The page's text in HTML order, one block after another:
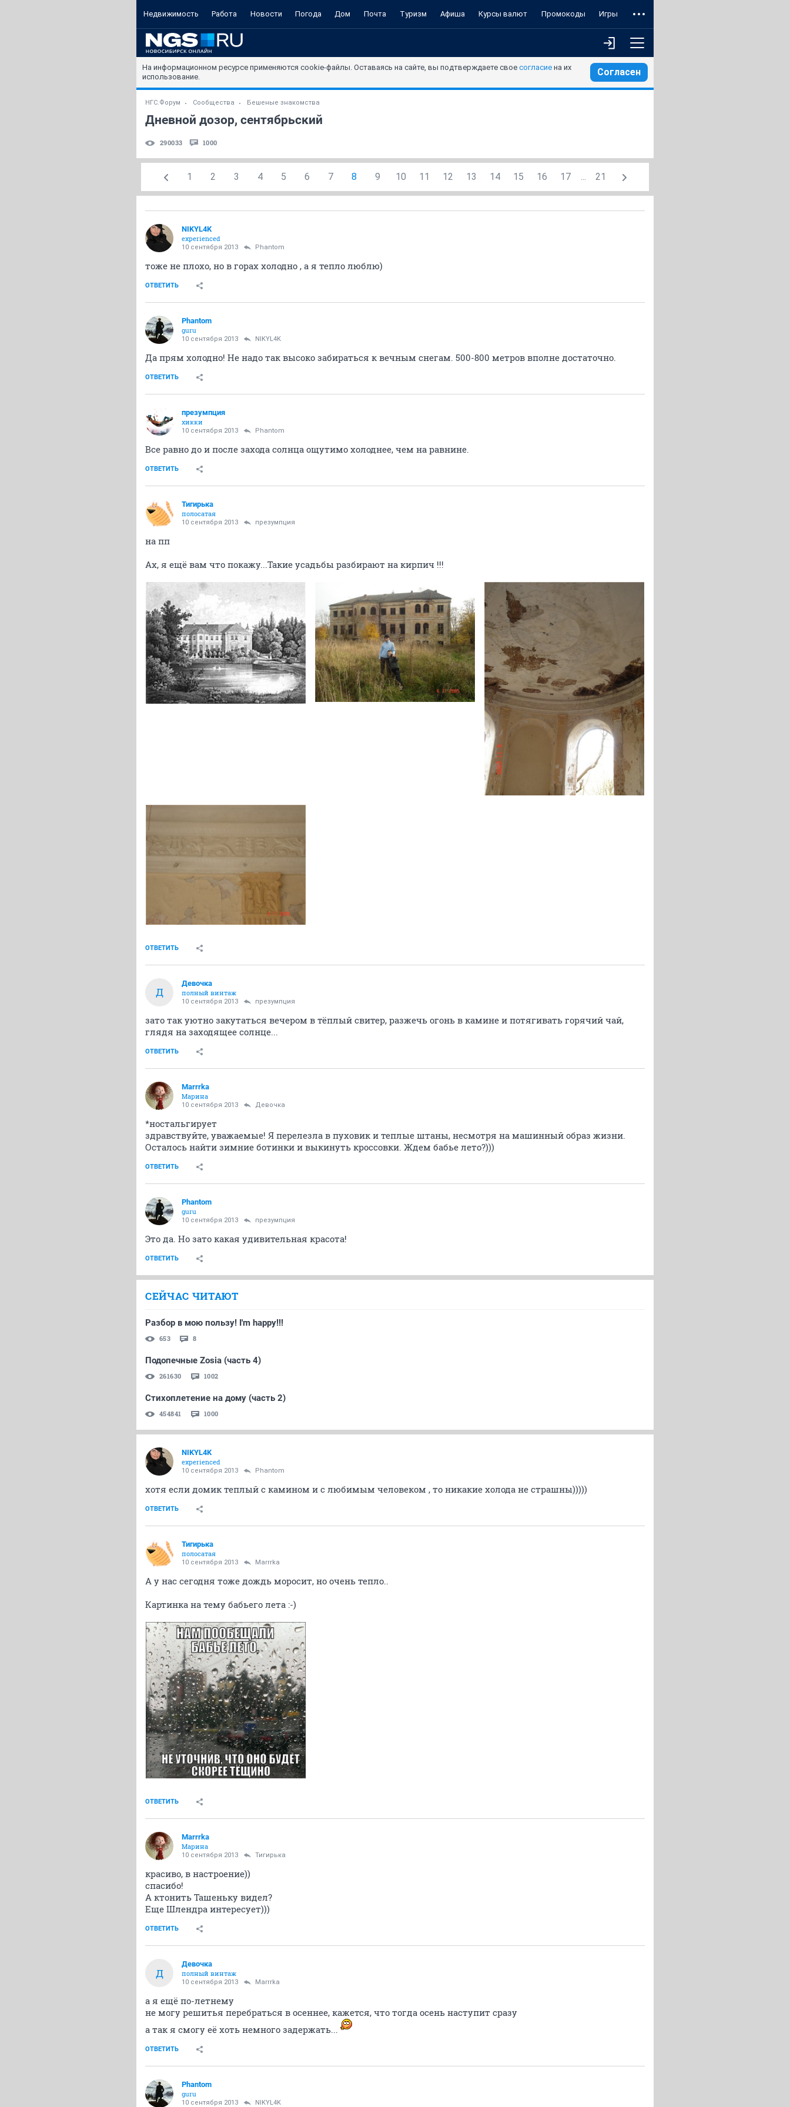
Недвижимость Работа Новости Погода Дом Почта Туризм Афиша Курсы валют Промокоды Игры
На информационном ресурсе применяются cookie-файлы. Оставаясь на сайте, вы подтверждаете свое согласие на их
использование.
Согласен
НГС.Форум Сообщества Бешеные знакомства
Дневной дозор, сентябрьский
290033 1000
1 2 3 4 5 6 7 8 9 10 11 12 13 14 15 16 17 ... 21
NIKYL4K
experienced
10 сентября 2013 Phantom
тоже не плохо, но в горах холодно , а я тепло люблю)
ОТВЕТИТЬ
Phantom
guru
10 сентября 2013 NIKYL4K
Да прям холодно! Не надо так высоко забираться к вечным снегам. 500-800 метров вполне достаточно.
ОТВЕТИТЬ
презумпция
хикки
10 сентября 2013 Phantom
Все равно до и после захода солнца ощутимо холоднее, чем на равнине.
ОТВЕТИТЬ
Тигирька
полосатая
10 сентября 2013 презумпция
на пп
Ах, я ещё вам что покажу...Такие усадьбы разбирают на кирпич !!!
ОТВЕТИТЬ
Д
Девочка
полный винтаж
10 сентября 2013 презумпция
зато так уютно закутаться вечером в тёплый свитер, разжечь огонь в камине и потягивать горячий чай,
глядя на заходящее солнце...
ОТВЕТИТЬ
Marrrka
Марина
10 сентября 2013 Девочка
*ностальгирует
здравствуйте, уважаемые! Я перелезла в пуховик и теплые штаны, несмотря на машинный образ жизни.
Осталось найти зимние ботинки и выкинуть кроссовки. Ждем бабье лето?)))
ОТВЕТИТЬ
Phantom
guru
10 сентября 2013 презумпция
Это да. Но зато какая удивительная красота!
ОТВЕТИТЬ
СЕЙЧАС ЧИТАЮТ
Разбор в мою пользу! I'm happy!!!
653 8
Подопечные Zosia (часть 4)
261630 1002
Стихоплетение на дому (часть 2)
454841 1000
NIKYL4K
experienced
10 сентября 2013 Phantom
хотя если домик теплый с камином и с любимым человеком , то никакие холода не страшны)))))
ОТВЕТИТЬ
Тигирька
полосатая
10 сентября 2013 Marrrka
А у нас сегодня тоже дождь моросит, но очень тепло..
Картинка на тему бабьего лета :-)
ОТВЕТИТЬ
Marrrka
Марина
10 сентября 2013 Тигирька
красиво, в настроение))
спасибо!
А ктонить Ташеньку видел?
Еще Шлендра интересует)))
ОТВЕТИТЬ
Д
Девочка
полный винтаж
10 сентября 2013 Marrrka
а я ещё по-летнему
не могу решитья перебраться в осеннее, кажется, что тогда осень наступит сразу
а так я смогу её хоть немного задержать...
ОТВЕТИТЬ
Phantom
guru
10 сентября 2013 NIKYL4K